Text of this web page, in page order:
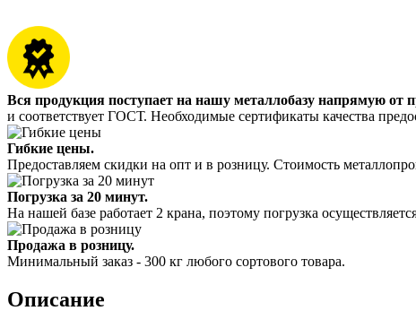
Вся продукция поступает на нашу металлобазу напрямую от
и соответствует ГОСТ. Необходимые сертификаты качества
Гибкие цены.
Предоставляем скидки на опт и в розницу. Стоимость
Погрузка за 20 минут.
На нашей базе работает 2 крана, поэтому погрузка
Продажа в розницу.
Минимальный заказ - 300 кг любого сортового товара.
Описание